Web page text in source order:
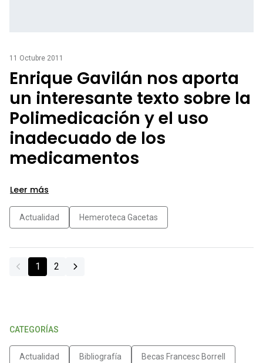
11 Octubre 2011
Enrique Gavilán nos aporta
un interesante texto sobre la
Polimedicación y el uso
inadecuado de los
medicamentos
Leer más
Actualidad Hemeroteca Gacetas
1 2
CATEGORÍAS
Actualidad Bibliografía Becas Francesc Borrell